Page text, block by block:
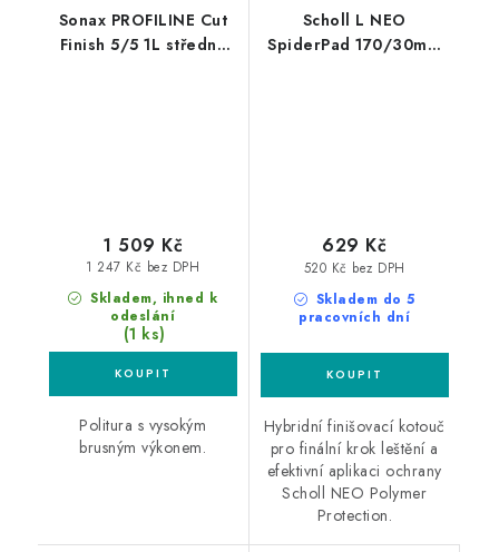
Sonax PROFILINE Cut
Finish 5/5 1L středně
Skladem, ihned k
odeslání
(1 ks)
1 247 Kč bez DPH
1 509 Kč
Politura s vysokým
brusným výkonem.
Scholl L NEO
SpiderPad 170/30mm
Skladem do 5
pracovních dní
520 Kč bez DPH
629 Kč
Hybridní finišovací kotouč
pro finální krok leštění a
efektivní aplikaci ochrany
Scholl NEO Polymer
Protection.